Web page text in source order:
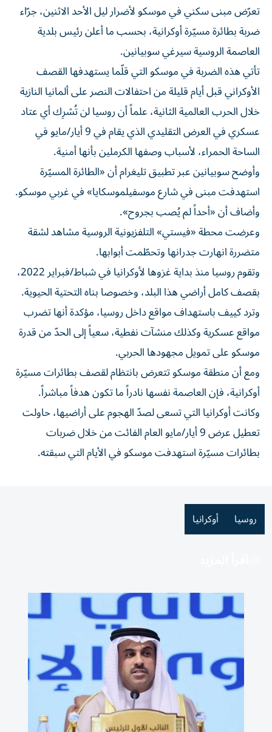
تعرّض مبنى سكني في موسكو لأضرار ليل الأحد الاثنين، جرّاء
ضربة بطائرة مسيّرة أوكرانية، بحسب ما أعلن رئيس بلدية
العاصمة الروسية سيرغي سوبيانين.
تأتي هذه الضربة في موسكو التي قلّما يستهدفها القصف
الأوكراني قبل أيام قليلة من احتفالات النصر على ألمانيا النازية
خلال الحرب العالمية الثانية، علماً أن روسيا لن تُشرِك أي عتاد
عسكري في العرض التقليدي الذي يقام في 9 أيار/مايو في
الساحة الحمراء، لأسباب وصفها الكرملين بأنها أمنية.
وأوضح سوبيانين عبر تطبيق تليغرام أن «الطائرة المسيّرة
استهدفت مبنى في شارع موسفيلموسكايا» في غربي موسكو.
وأضاف أن «أحداً لم يُصب بجروح».
وعرضت محطة «فيستي» التلفزيونية الروسية مشاهد لشقة
متضررة انهارت جدرانها وتحطّمت أبوابها.
وتقوم روسيا منذ بداية غزوها لأوكرانيا في شباط/فبراير 2022،
بقصف كامل أراضي هذا البلد، وخصوصا بناه التحتية الحيوية.
وترد كييف باستهداف مواقع داخل روسيا، مؤكدة أنها تضرب
مواقع عسكرية وكذلك منشآت نفطية، سعياً إلى الحدّ من قدرة
موسكو على تمويل مجهودها الحربي.
ومع أن منطقة موسكو تتعرض بانتظام لقصف بطائرات مسيّرة
أوكرانية، فإن العاصمة نفسها نادراً ما تكون هدفاً مباشراً.
وكانت أوكرانيا التي تسعى لصدّ الهجوم على أراضيها، حاولت
تعطيل عرض 9 أيار/مايو العام الفائت من خلال ضربات
بطائرات مسيّرة استهدفت موسكو في الأيام التي سبقته.
روسيا أوكرانيا